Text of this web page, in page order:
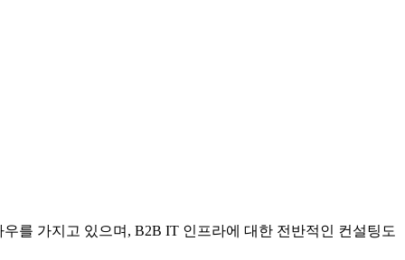
를 가지고 있으며, B2B IT 인프라에 대한 전반적인 컨설팅도